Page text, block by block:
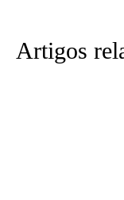
Artigos